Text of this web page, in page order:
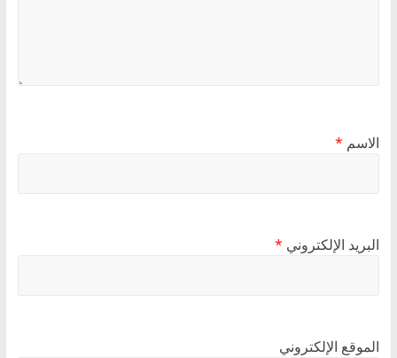
الاسم *
البريد الإلكتروني *
الموقع الإلكتروني